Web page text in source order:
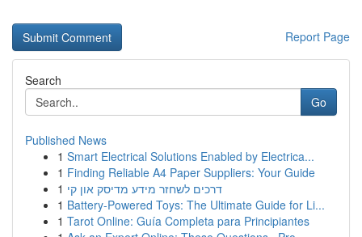
Report Page
Search
Go
Published News
1 Smart Electrical Solutions Enabled by Electrica...
1 Finding Reliable A4 Paper Suppliers: Your Guide
1 דרכים לשחזר מידע מדיסק און קי
1 Battery-Powered Toys: The Ultimate Guide for Li...
1 Tarot Online: Guía Completa para Principiantes